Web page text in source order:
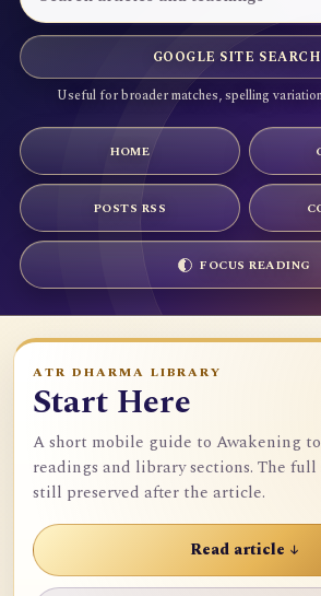
GOOGLE SITE
Useful for broader matches, spelling
HOME
POSTS RSS
FOCUS READING
ATR DHARMA LIBRARY
Start Here
A short mobile guide to Awakening
readings and library sections. The
still preserved after the article.
Read article ↓